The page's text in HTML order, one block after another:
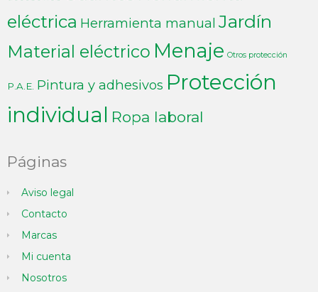
eléctrica Herramienta manual Jardín
Material eléctrico Menaje Otros protección
P.A.E. Pintura y adhesivos Protección
individual Ropa laboral
Páginas
Aviso legal
Contacto
Marcas
Mi cuenta
Nosotros